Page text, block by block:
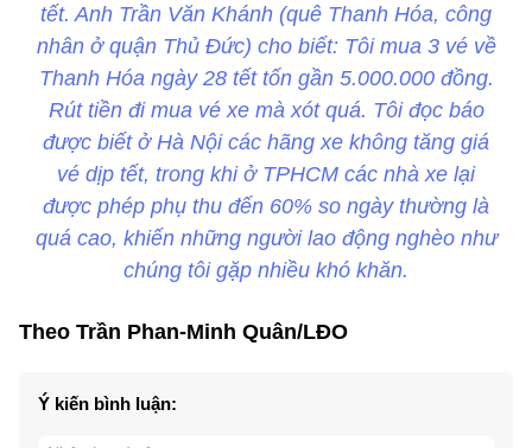
tết. Anh Trần Văn Khánh (quê Thanh Hóa, công
nhân ở quận Thủ Đức) cho biết: Tôi mua 3 vé về
Thanh Hóa ngày 28 tết tốn gần 5.000.000 đồng.
Rút tiền đi mua vé xe mà xót quá. Tôi đọc báo
được biết ở Hà Nội các hãng xe không tăng giá
vé dịp tết, trong khi ở TPHCM các nhà xe lại
được phép phụ thu đến 60% so ngày thường là
quá cao, khiến những người lao động nghèo như
chúng tôi gặp nhiều khó khăn.
Theo Trần Phan-Minh Quân/LĐO
Ý kiến bình luận: